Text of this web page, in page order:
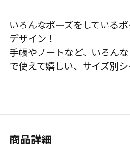
いろんなポーズをしている
デザイン！
手帳やノートなど、いろん
で使えて嬉しい、サイズ別シ
商品詳細